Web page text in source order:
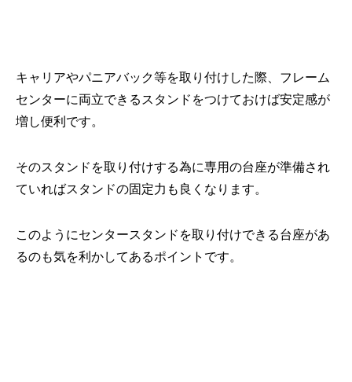
キャリアやパニアバック等を取り付けした際、フレーム
センターに両立できるスタンドをつけておけば安定感が
増し便利です。
そのスタンドを取り付けする為に専用の台座が準備され
ていればスタンドの固定力も良くなります。
このようにセンタースタンドを取り付けできる台座があ
るのも気を利かしてあるポイントです。